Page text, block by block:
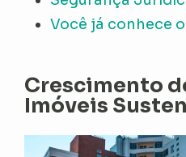
Você já conhece o
Crescimento
Imóveis